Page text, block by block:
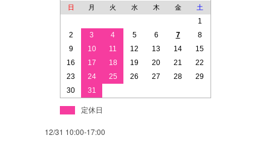
日 月 火 水 木 金 土
1
2
3 4 5 6 7
8
9
10 11 12 13 14
15
16
17 18 19 20 21
22
23
24 25 26 27 28
29
30
31
定休日
12/31 10:00-17:00